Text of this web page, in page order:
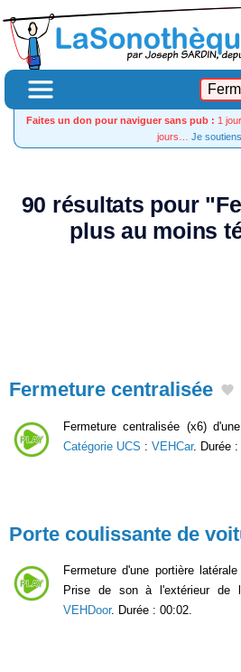
Faites un don pour naviguer sans pub : 1
jours… Je
90 résultats pour
plus au moins
Fermeture centralisée
Fermeture centralisée (x6)
Catégorie UCS : VEHCar. Durée :
Porte coulissante de
Fermeture d'une portière
Prise de son à l'extérieur de
VEHDoor. Durée : 00:02.